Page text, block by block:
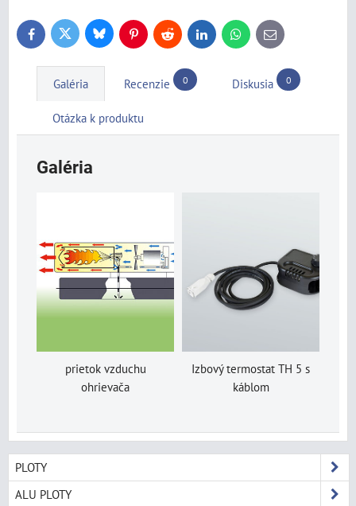
FacebookTwitter BlueskyPinterestReddit LinkedInWhatsApp
E-
mail
Galéria Recenzie 0 Diskusia 0
Otázka k produktu
Galéria
prietok vzduchu
ohrievača
Izbový termostat TH 5 s
káblom
PLOTY
ALU PLOTY